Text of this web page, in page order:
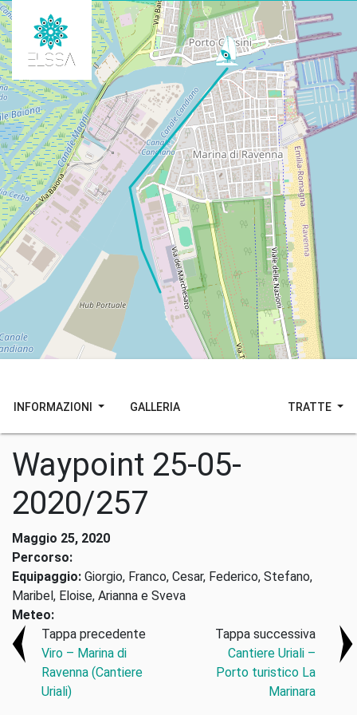
INFORMAZIONI GALLERIA TRATTE
Waypoint 25-05-
2020/257
Maggio 25, 2020
Percorso:
Equipaggio: Giorgio, Franco, Cesar, Federico, Stefano,
Maribel, Eloise, Arianna e Sveva
Meteo:
Tappa precedente
Viro – Marina di
Ravenna (Cantiere
Uriali)
Tappa successiva
Cantiere Uriali –
Porto turistico La
Marinara